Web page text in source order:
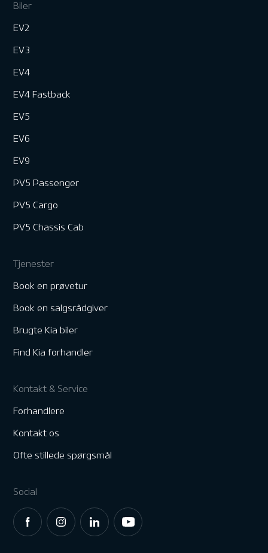
Biler
EV2
EV3
EV4
EV4 Fastback
EV5
EV6
EV9
PV5 Passenger
PV5 Cargo
PV5 Chassis Cab
Tjenester
Book en prøvetur
Book en salgsrådgiver
Brugte Kia biler
Find Kia forhandler
Kontakt & Service
Forhandlere
Kontakt os
Ofte stillede spørgsmål
Social